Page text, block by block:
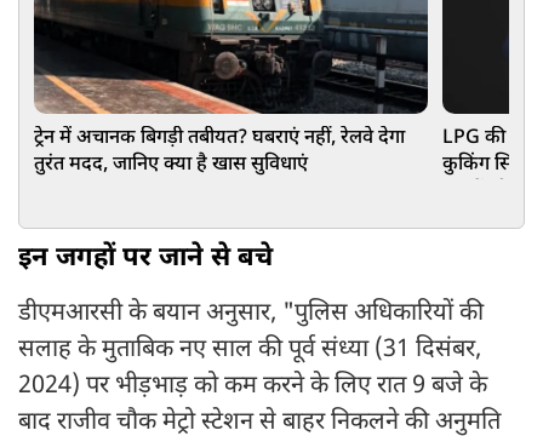
ट्रेन में अचानक बिगड़ी तबीयत? घबराएं नहीं, रेलवे देगा
तुरंत मदद, जानिए क्या है खास सुविधाएं
LPG की
कुकिंग
इन जगहों पर जाने से बचे
डीएमआरसी के बयान अनुसार, "पुलिस अधिकारियों की
सलाह के मुताबिक नए साल की पूर्व संध्या (31 दिसंबर,
2024) पर भीड़भाड़ को कम करने के लिए रात 9 बजे के
बाद राजीव चौक मेट्रो स्टेशन से बाहर निकलने की अनुमति